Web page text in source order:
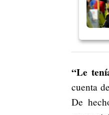
“Le
cuenta
De